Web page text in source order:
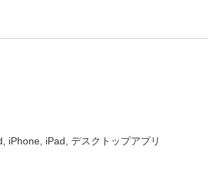
iPhone, iPad, デスクトップアプリ